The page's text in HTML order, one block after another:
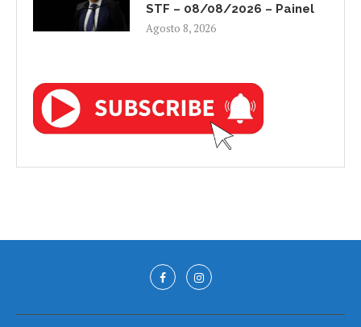
STF – 08/08/2026 – Painel
Agosto 8, 2026